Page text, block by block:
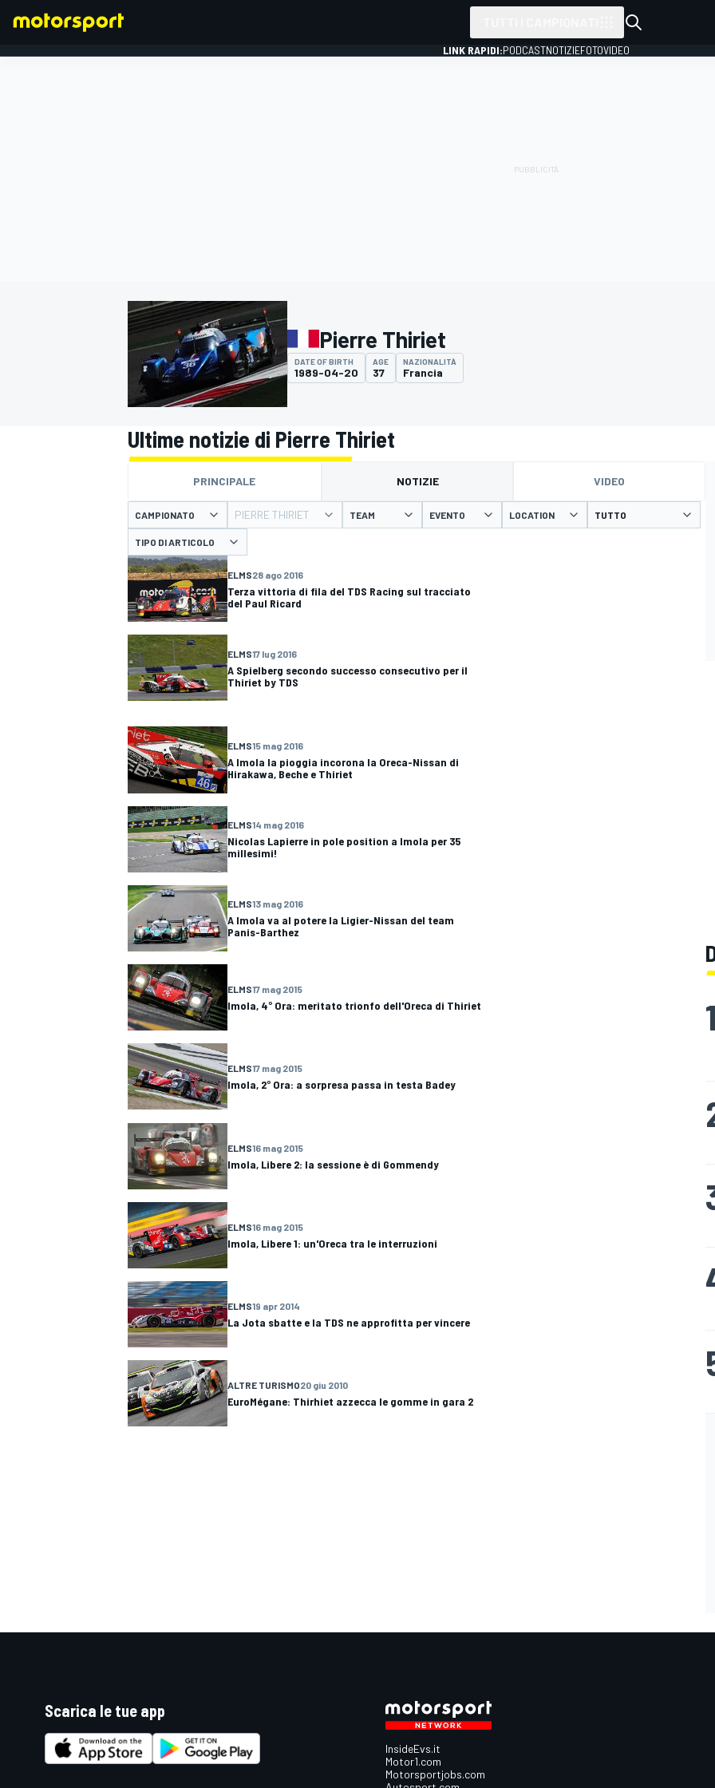
MOTOGP WEC
WRC
MONOPOSTO
ENDURANCE/GT
LINK RAPIDI:PODCASTNOTIZIEFOTOVIDEO
Pierre Thiriet
DATE OF BIRTH
1989-04-20
AGE
37
NAZIONALITÀ
Francia
Ultime notizie di Pierre Thiriet
PRINCIPALE NOTIZIE VIDEO
CAMPIONATO PIERRE THIRIET TEAM EVENTO LOCATION
TIPO DI ARTICOLO
ELMS28 ago 2016
Terza vittoria di fila del TDS Racing sul tracciato
del Paul Ricard
ELMS17 lug 2016
A Spielberg secondo successo consecutivo per il
Thiriet by TDS
ELMS15 mag 2016
A Imola la pioggia incorona la Oreca-Nissan di
Hirakawa, Beche e Thiriet
ELMS14 mag 2016
Nicolas Lapierre in pole position a Imola per 35
millesimi!
ELMS13 mag 2016
A Imola va al potere la Ligier-Nissan del team
Panis-Barthez
ELMS17 mag 2015
Imola, 4° Ora: meritato trionfo dell'Oreca di Thiriet
ELMS17 mag 2015
Imola, 2° Ora: a sorpresa passa in testa Badey
ELMS16 mag 2015
Imola, Libere 2: la sessione è di Gommendy
ELMS16 mag 2015
Imola, Libere 1: un'Oreca tra le interruzioni
ELMS19 apr 2014
La Jota sbatte e la TDS ne approfitta per vincere
ALTRE TURISMO20 giu 2010
EuroMégane: Thirhiet azzecca le gomme in gara 2
1
Scarica le tue app
InsideEvs.it
Motor1.com
Motorsportjobs.com